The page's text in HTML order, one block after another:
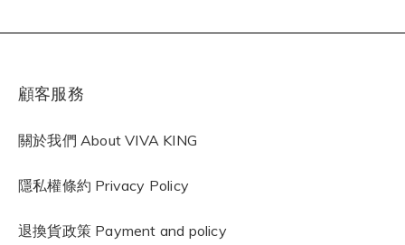
顧客服務
關於我們 About VIVA KING
隱私權條約 Privacy Policy
退換貨政策 Payment and policy